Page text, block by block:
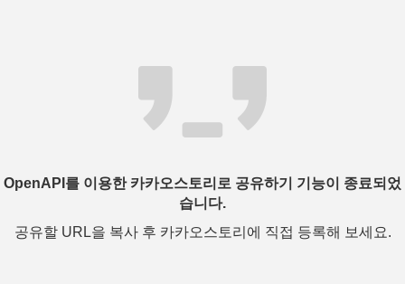
OpenAPI를 이용한 카카오스토리로 공유하기 기능이 종료되었
습니다.
공유할 URL을 복사 후 카카오스토리에 직접 등록해 보세요.